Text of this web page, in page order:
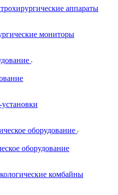
аппараты
мониторы
оборудование
оборудование
комбайны